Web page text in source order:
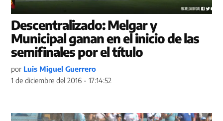
Descentralizado: Melgar y
Municipal ganan en el inicio de las
semifinales por el título
por Luis Miguel Guerrero
1 de diciembre del 2016 - 17:14:52